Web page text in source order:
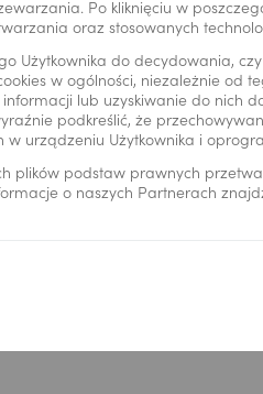
Po kliknięciu w
oraz stosowanych
Użytkownika do decydowania,
w ogólności, niezależnie od
lub uzyskiwanie do nich
podkreślić, że
w urządzeniu Użytkownika i
plików podstaw prawnych
o naszych Partnerach